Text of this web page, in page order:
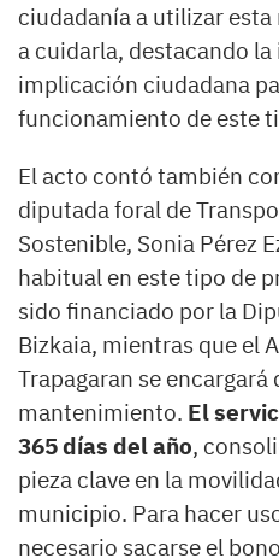
ciudadanía a utilizar
a cuidarla, destacando
implicación ciudadana
funcionamiento de este
El acto contó también
diputada foral de
Sostenible, Sonia Pérez
habitual en este tipo de
sido financiado por la
Bizkaia, mientras que el
Trapagaran se encargará
mantenimiento. El
365 días del año,
pieza clave en la
municipio. Para hacer
necesario sacarse el